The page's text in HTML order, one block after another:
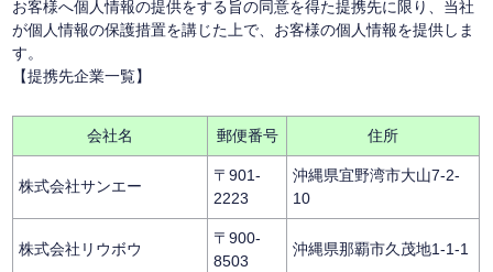
お客様へ個人情報の提供をする旨の同意を得た提携先に限り、当社
が個人情報の保護措置を講じた上で、お客様の個人情報を提供しま
す。
【提携先企業一覧】
会社名 郵便番号 住所
株式会社サンエー
〒901-
2223
沖縄県宜野湾市大山7-2-
10
株式会社リウボウ
〒900-
8503
沖縄県那覇市久茂地1-1-1